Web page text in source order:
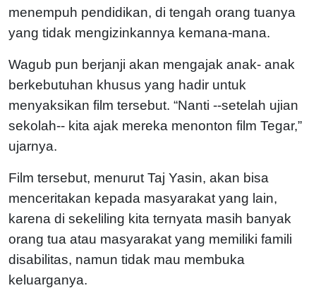
menempuh pendidikan, di tengah orang tuanya
yang tidak mengizinkannya kemana-mana.
Wagub pun berjanji akan mengajak anak- anak
berkebutuhan khusus yang hadir untuk
menyaksikan film tersebut. “Nanti --setelah ujian
sekolah-- kita ajak mereka menonton film Tegar,”
ujarnya.
Film tersebut, menurut Taj Yasin, akan bisa
menceritakan kepada masyarakat yang lain,
karena di sekeliling kita ternyata masih banyak
orang tua atau masyarakat yang memiliki famili
disabilitas, namun tidak mau membuka
keluarganya.